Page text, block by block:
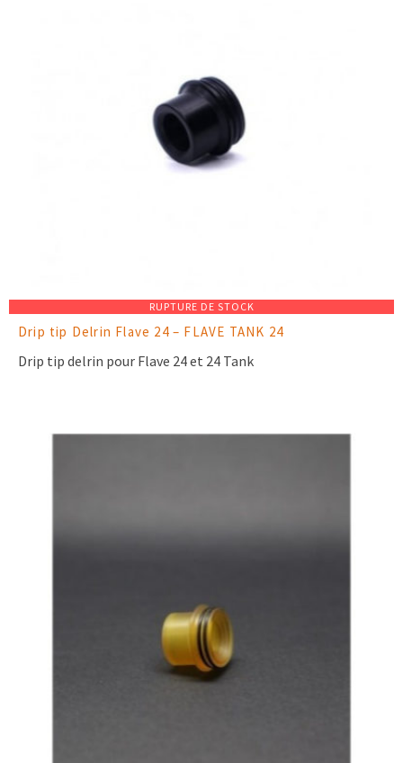
RUPTURE DE STOCK
Drip tip Delrin Flave 24 – FLAVE TANK 24
Drip tip delrin pour Flave 24 et 24 Tank